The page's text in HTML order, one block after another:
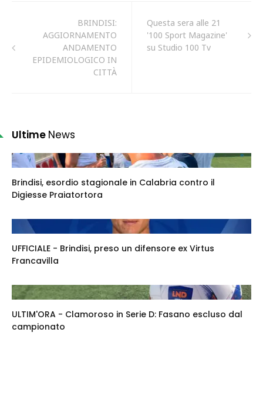
BRINDISI:
AGGIORNAMENTO
ANDAMENTO
EPIDEMIOLOGICO IN
CITTÀ
Questa sera alle 21
'100 Sport Magazine'
su Studio 100 Tv
Ultime News
Brindisi, esordio stagionale in Calabria contro il
Digiesse Praiatortora
UFFICIALE - Brindisi, preso un difensore ex Virtus
Francavilla
ULTIM'ORA - Clamoroso in Serie D: Fasano escluso dal
campionato